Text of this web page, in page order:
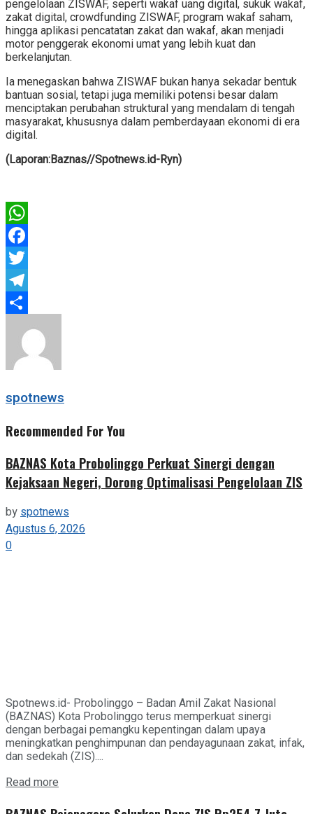
pengelolaan ZISWAF, seperti wakaf uang digital, sukuk wakaf,
zakat digital, crowdfunding ZISWAF, program wakaf saham,
hingga aplikasi pencatatan zakat dan wakaf, akan menjadi
motor penggerak ekonomi umat yang lebih kuat dan
berkelanjutan.
Ia menegaskan bahwa ZISWAF bukan hanya sekadar bentuk
bantuan sosial, tetapi juga memiliki potensi besar dalam
menciptakan perubahan struktural yang mendalam di tengah
masyarakat, khususnya dalam pemberdayaan ekonomi di era
digital.
(Laporan:Baznas//Spotnews.id-Ryn)
WhatsApp
Facebook
Twitter
Telegram
Share
spotnews
Recommended For You
BAZNAS Kota Probolinggo Perkuat Sinergi dengan
Kejaksaan Negeri, Dorong Optimalisasi Pengelolaan ZIS
byspotnews
Agustus 6, 2026
0
Spotnews.id- Probolinggo – Badan Amil Zakat Nasional
(BAZNAS) Kota Probolinggo terus memperkuat sinergi
dengan berbagai pemangku kepentingan dalam upaya
meningkatkan penghimpunan dan pendayagunaan zakat, infak,
dan sedekah (ZIS)....
Read more